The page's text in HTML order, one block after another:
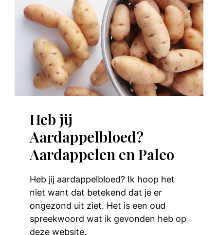
Heb jij
Aardappelbloed?
Aardappelen en Paleo
Heb jij aardappelbloed? Ik hoop het
niet want dat betekend dat je er
ongezond uit ziet. Het is een oud
spreekwoord wat ik gevonden heb op
deze website.